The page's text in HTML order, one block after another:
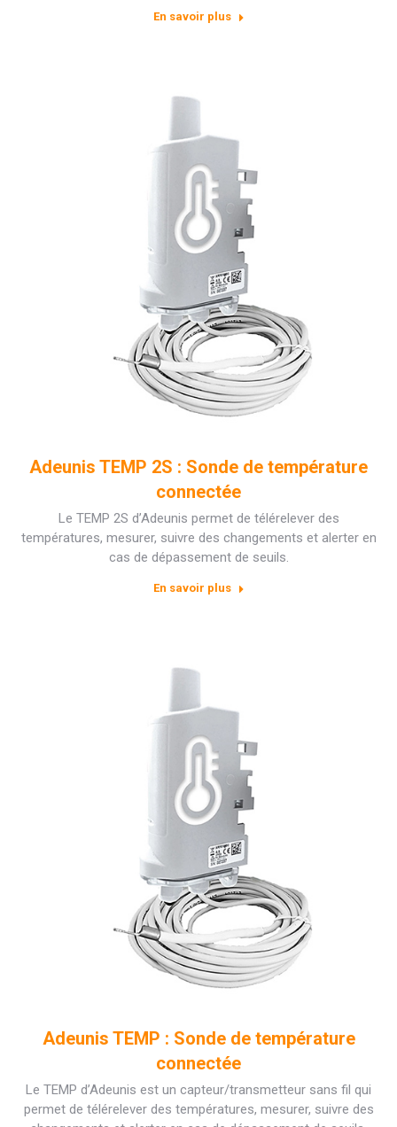
En savoir plus
Adeunis TEMP 2S : Sonde de température
connectée
Le TEMP 2S d’Adeunis permet de télérelever des
températures, mesurer, suivre des changements et alerter en
cas de dépassement de seuils.
En savoir plus
Adeunis TEMP : Sonde de température
connectée
Le TEMP d’Adeunis est un capteur/transmetteur sans fil qui
permet de télérelever des températures, mesurer, suivre des